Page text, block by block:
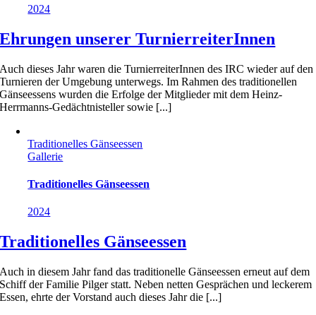
2024
Ehrungen unserer TurnierreiterInnen
Auch dieses Jahr waren die TurnierreiterInnen des IRC wieder auf den
Turnieren der Umgebung unterwegs. Im Rahmen des traditionellen
Gänseessens wurden die Erfolge der Mitglieder mit dem Heinz-
Herrmanns-Gedächtnisteller sowie [...]
Traditionelles Gänseessen
Gallerie
Traditionelles Gänseessen
2024
Traditionelles Gänseessen
Auch in diesem Jahr fand das traditionelle Gänseessen erneut auf dem
Schiff der Familie Pilger statt. Neben netten Gesprächen und leckerem
Essen, ehrte der Vorstand auch dieses Jahr die [...]